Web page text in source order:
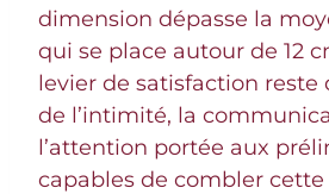
dimension dépasse la
qui se place autour de 12
levier de satisfaction reste
de l’intimité, la
l’attention portée aux
capables de combler